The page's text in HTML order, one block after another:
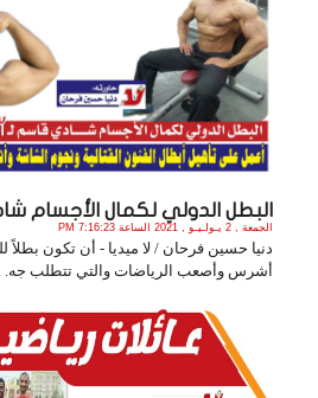
البطل الدولي لكمال الأجسام
الجمعة , 2 يـولـيـو , 2021 الساعة 7:16:23 PM
دنيا حسين فرحان / لا ميديا - أن تكون
أشرس وأصعب الرياضات والتي تتطلب جه. .